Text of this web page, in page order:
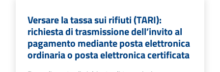
Versare la tassa sui rifiuti (TARI):
richiesta di trasmissione dell’invito al
pagamento mediante posta elettronica
ordinaria o posta elettronica certificata